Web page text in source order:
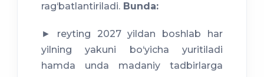
rag‘batlantiriladi. Bunda:
► reyting 2027 yildan boshlab har
yilning yakuni bo‘yicha yuritiladi
hamda unda madaniy tadbirlarga